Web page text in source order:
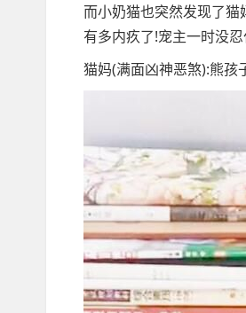
而小奶猫也突然发现了
有多内疚了!宠主一时没
猫妈(满面凶神恶煞):熊孩